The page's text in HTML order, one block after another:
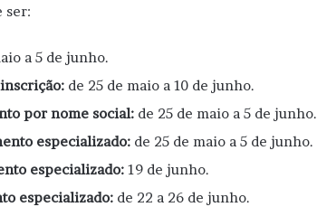
ser:
a 5 de junho.
de 25 de maio a 10 de junho.
por nome social: de 25 de maio a 5 de junho.
especializado: de 25 de maio a 5 de junho.
especializado: 19 de junho.
especializado: de 22 a 26 de junho.